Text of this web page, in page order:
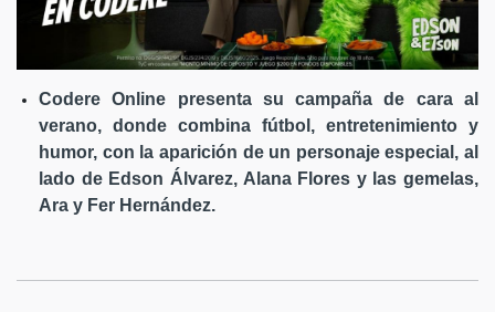
Codere Online presenta su campaña de cara al
verano, donde combina fútbol, entretenimiento y
humor, con la aparición de un personaje especial, al
lado de Edson Álvarez, Alana Flores y las gemelas,
Ara y Fer Hernández.